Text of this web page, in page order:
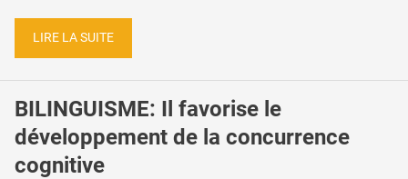
LIRE LA SUITE
BILINGUISME: Il favorise le
développement de la concurrence
cognitive